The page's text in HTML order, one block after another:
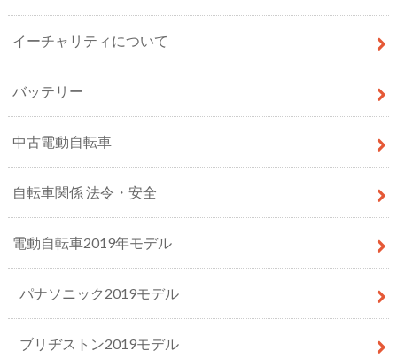
イーチャリティについて
バッテリー
中古電動自転車
自転車関係 法令・安全
電動自転車2019年モデル
パナソニック2019モデル
ブリヂストン2019モデル